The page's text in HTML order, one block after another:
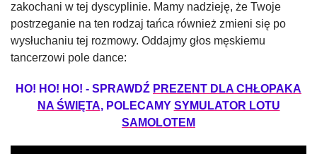
zakochani w tej dyscyplinie. Mamy nadzieję, że Twoje
postrzeganie na ten rodzaj tańca również zmieni się po
wysłuchaniu tej rozmowy. Oddajmy głos męskiemu
tancerzowi pole dance:
HO! HO! HO! - SPRAWDŹ PREZENT DLA CHŁOPAKA
NA ŚWIĘTA, POLECAMY SYMULATOR LOTU
SAMOLOTEM